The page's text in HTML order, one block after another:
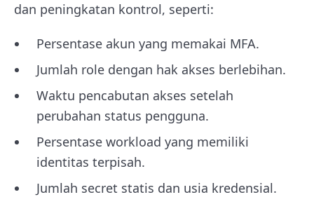
dan peningkatan kontrol, seperti:
Persentase akun yang memakai MFA.
Jumlah role dengan hak akses berlebihan.
Waktu pencabutan akses setelah
perubahan status pengguna.
Persentase workload yang memiliki
identitas terpisah.
Jumlah secret statis dan usia kredensial.